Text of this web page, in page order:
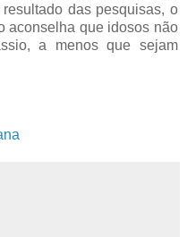
das pesquisas, o
aconselha que idosos não
a menos que sejam